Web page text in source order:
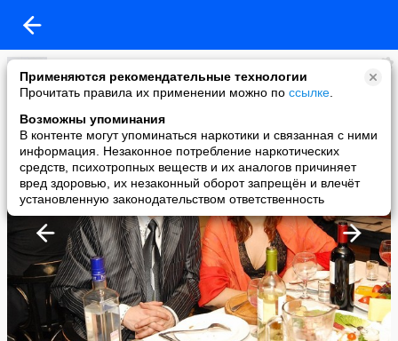
Применяются рекомендательные технологии
Прочитать правила их применении можно по ссылке
Возможны упоминания
В контенте могут упоминаться наркотики и связанная с ними
информация. Незаконное потребление наркотических
средств, психотропных веществ и их аналогов причиняет
вред здоровью, их незаконный оборот запрещён и влечёт
установленную законодательством ответственность
Александр_ Морозов Moscow
added a photo
24 Jun в 14:47